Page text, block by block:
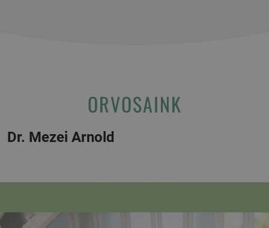
ORVOSAINK
Dr. Mezei Arnold